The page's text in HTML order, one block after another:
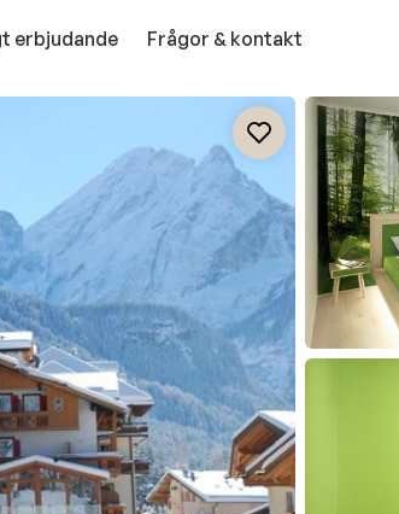
erbjudande Frågor & kontakt